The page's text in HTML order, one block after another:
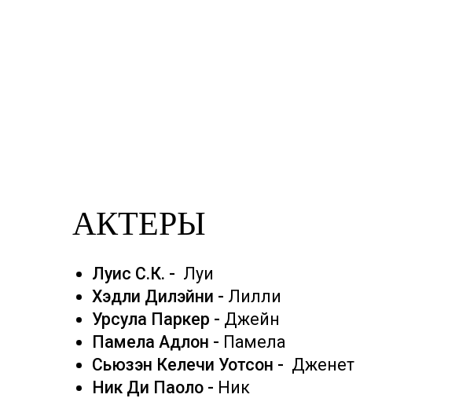
АКТЕРЫ
Луис С.К. - Луи
Хэдли Дилэйни - Лилли
Урсула Паркер - Джейн
Памела Адлон - Памела
Сьюзэн Келечи Уотсон - Дженет
Ник Ди Паоло - Ник